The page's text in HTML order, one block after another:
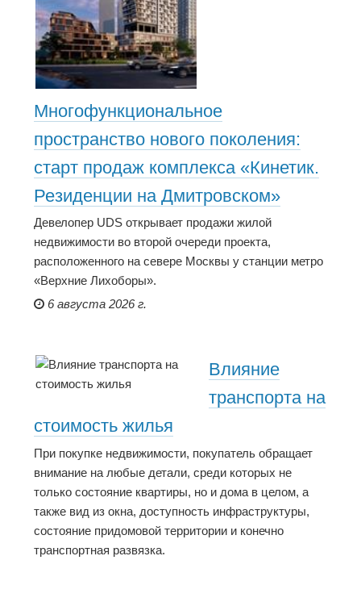
Многофункциональное
пространство нового поколения:
старт продаж комплекса «Кинетик.
Резиденции на Дмитровском»
Девелопер UDS открывает продажи жилой
недвижимости во второй очереди проекта,
расположенного на севере Москвы у станции метро
«Верхние Лихоборы».
6 августа 2026 г.
Влияние
транспорта на
стоимость жилья
При покупке недвижимости, покупатель обращает
внимание на любые детали, среди которых не
только состояние квартиры, но и дома в целом, а
также вид из окна, доступность инфраструктуры,
состояние придомовой территории и конечно
транспортная развязка.